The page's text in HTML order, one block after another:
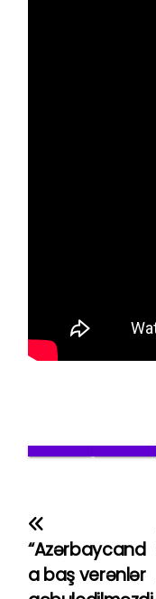
Y
a
“Azərbaycand
a baş verənlər